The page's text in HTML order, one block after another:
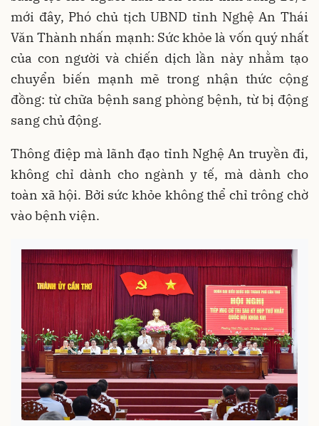
mới đây, Phó chủ tịch UBND tỉnh Nghệ An Thái
Văn Thành nhấn mạnh: Sức khỏe là vốn quý nhất
của con người và chiến dịch lần này nhằm tạo
chuyển biến mạnh mẽ trong nhận thức cộng
đồng: từ chữa bệnh sang phòng bệnh, từ bị động
sang chủ động.
Thông điệp mà lãnh đạo tỉnh Nghệ An truyền đi,
không chỉ dành cho ngành y tế, mà dành cho
toàn xã hội. Bởi sức khỏe không thể chỉ trông chờ
vào bệnh viện.